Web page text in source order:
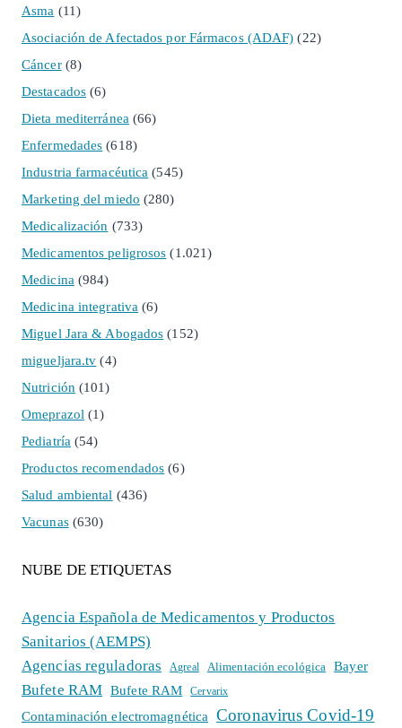
Asma (11)
Asociación de Afectados por Fármacos (ADAF) (22)
Cáncer(8)
Destacados (6)
Dieta mediterránea (66)
Enfermedades (618)
Industria farmacéutica (545)
Marketing del miedo (280)
Medicalización (733)
Medicamentos peligrosos (1.021)
Medicina (984)
Medicina integrativa (6)
Miguel Jara & Abogados (152)
migueljara.tv (4)
Nutrición (101)
Omeprazol (1)
Pediatría (54)
Productos recomendados (6)
Salud ambiental (436)
Vacunas(630)
NUBE DE ETIQUETAS
Agencia Española de Medicamentos y Productos
Sanitarios (AEMPS)
Agencias reguladoras
Agreal Alimentación ecológica Bayer
Bufete RAM Bufete RAM Cervarix
Contaminación electromagnética Coronavirus Covid-19